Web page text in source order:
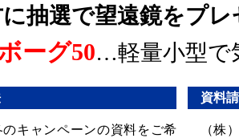
抽選で望遠鏡をプレ
ーグ50…軽量小型で
のキャンペーンの資料をご希
資料
（株